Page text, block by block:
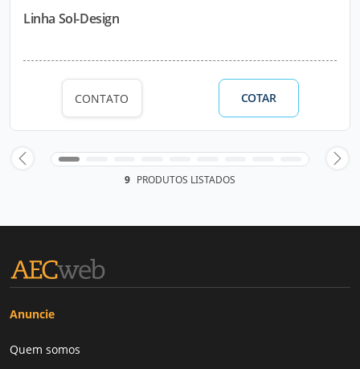
Linha Sol-Design
CONTATO COTAR
9 PRODUTOS LISTADOS
Anuncie
Quem somos